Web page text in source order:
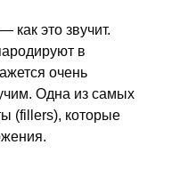
как это звучит.
в
очень
Одна из самых
(fillers), которые